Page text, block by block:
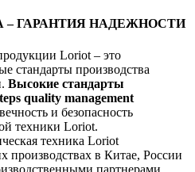
– ГАРАНТИЯ НАДЕЖНОСТИ
Loriot – это
стандарты производства
Высокие стандарты
quality management
и безопасность
техники Loriot.
техника Loriot
производствах в Китае, России
партнерами